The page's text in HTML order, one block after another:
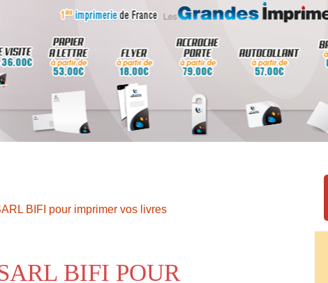
BIFI pour imprimer vos livres
BIFI POUR